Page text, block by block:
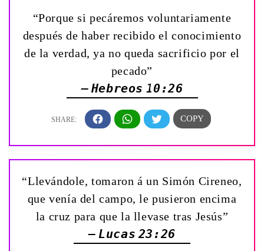
“Porque si pecáremos voluntariamente
después de haber recibido el conocimiento
de la verdad, ya no queda sacrificio por el
pecado”
— Hebreos 10:26
“Llevándole, tomaron á un Simón Cireneo,
que venía del campo, le pusieron encima
la cruz para que la llevase tras Jesús”
— Lucas 23:26